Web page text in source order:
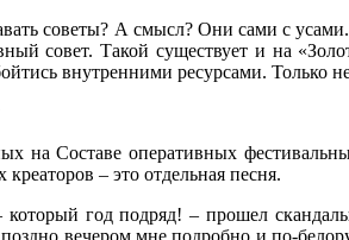
советы? А смысл? Они сами с
совет. Такой существует и на
внутренними ресурсами. Только
на Составе оперативных
– это отдельная песня.
который год подряд! – прошел
вечером мне подробно и по-